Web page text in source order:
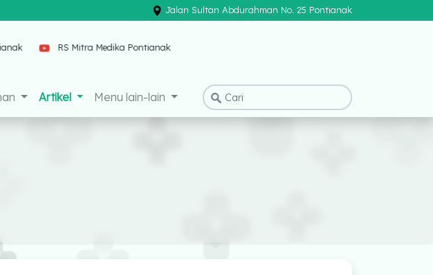
Jalan Sultan Abdurahman No. 25 Pontianak
RS Mitra Medika Pontianak
Artikel Menu lain-lain